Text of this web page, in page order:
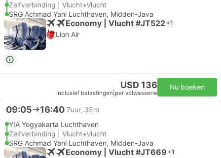
Zelfverbinding | Vlucht+Vlucht
SRG Achmad Yani Luchthaven, Midden-Java
Economy | Vlucht #JT522 +1
Lion Air
USD 136
Inclusief belastingen per volwassene
Nu boeken
09:05 16:40 7uur, 35m
YIA Yogyakarta Luchthaven
Zelfverbinding | Vlucht+Vlucht
SRG Achmad Yani Luchthaven, Midden-Java
Economy | Vlucht #JT669 +1